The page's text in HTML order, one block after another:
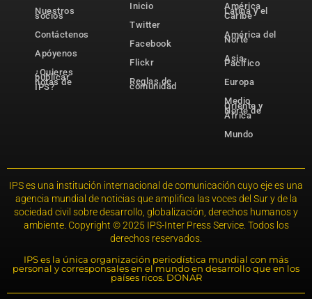
Nuestros
socios
Contáctenos
Apóyenos
¿Quieres
publicar
notas de
IPS?
Inicio
Twitter
Facebook
Flickr
Reglas de
comunidad
América
Latina y el
Caribe
América del
Norte
Asia-
Pacífico
Europa
Medio
Oriente y
Norte de
África
Mundo
IPS es una institución internacional de comunicación cuyo eje es una
agencia mundial de noticias que amplifica las voces del Sur y de la
sociedad civil sobre desarrollo, globalización, derechos humanos y
ambiente. Copyright © 2025 IPS-Inter Press Service. Todos los
derechos reservados.
IPS es la única organización periodística mundial con más
personal y corresponsales en el mundo en desarrollo que en los
países ricos. DONAR